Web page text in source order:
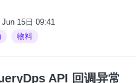
15日 09:41
物料
API 回调异常